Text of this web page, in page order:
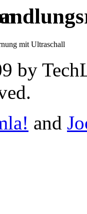
by
and